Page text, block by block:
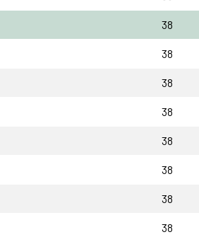
38
38
38
38
38
38
38
38